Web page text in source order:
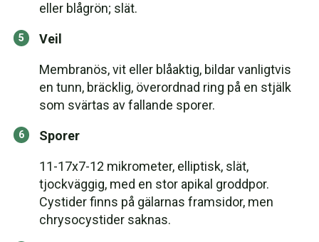
eller blågrön; slät.
Veil
Membranös, vit eller blåaktig, bildar vanligtvis
en tunn, bräcklig, överordnad ring på en stjälk
som svärtas av fallande sporer.
Sporer
11-17x7-12 mikrometer, elliptisk, slät,
tjockväggig, med en stor apikal groddpor.
Cystider finns på gälarnas framsidor, men
chrysocystider saknas.